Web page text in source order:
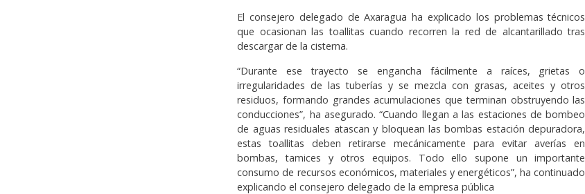
El consejero delegado de Axaragua ha explicado los problemas técnicos
que ocasionan las toallitas cuando recorren la red de alcantarillado tras
descargar de la cisterna.
“Durante ese trayecto se engancha fácilmente a raíces, grietas o
irregularidades de las tuberías y se mezcla con grasas, aceites y otros
residuos, formando grandes acumulaciones que terminan obstruyendo las
conducciones”, ha asegurado. “Cuando llegan a las estaciones de bombeo
de aguas residuales atascan y bloquean las bombas estación depuradora,
estas toallitas deben retirarse mecánicamente para evitar averías en
bombas, tamices y otros equipos. Todo ello supone un importante
consumo de recursos económicos, materiales y energéticos”, ha continuado
explicando el consejero delegado de la empresa pública